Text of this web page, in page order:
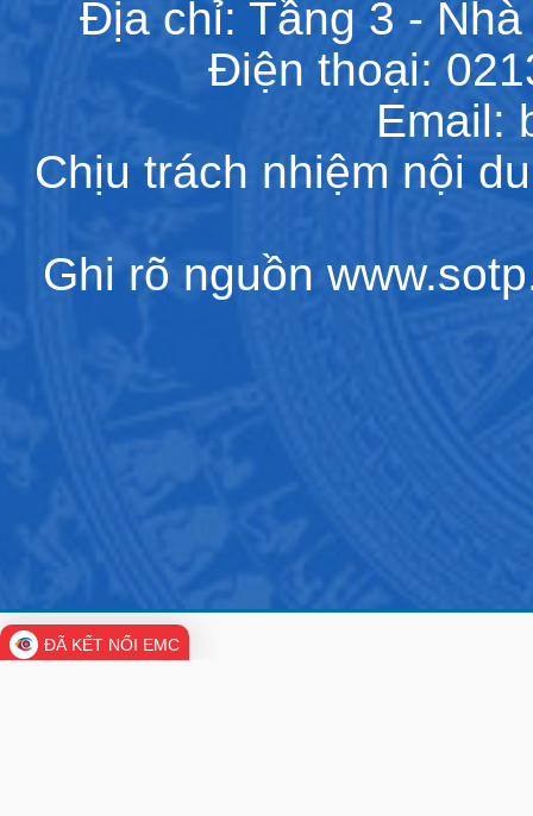
Địa chỉ: Tầng 3 -
Điện thoại:
Email:
Chịu trách nhiệm nội
Ghi rõ nguồn
ĐÃ KẾT NỐI EMC